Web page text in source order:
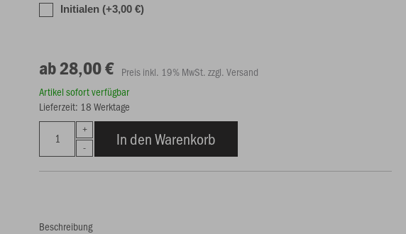
Initialen (+3,00 €)
ab 28,00 € Preis inkl. 19% MwSt. zzgl. Versand
Artikel sofort verfügbar
Lieferzeit: 18 Werktage
In den Warenkorb
Beschreibung